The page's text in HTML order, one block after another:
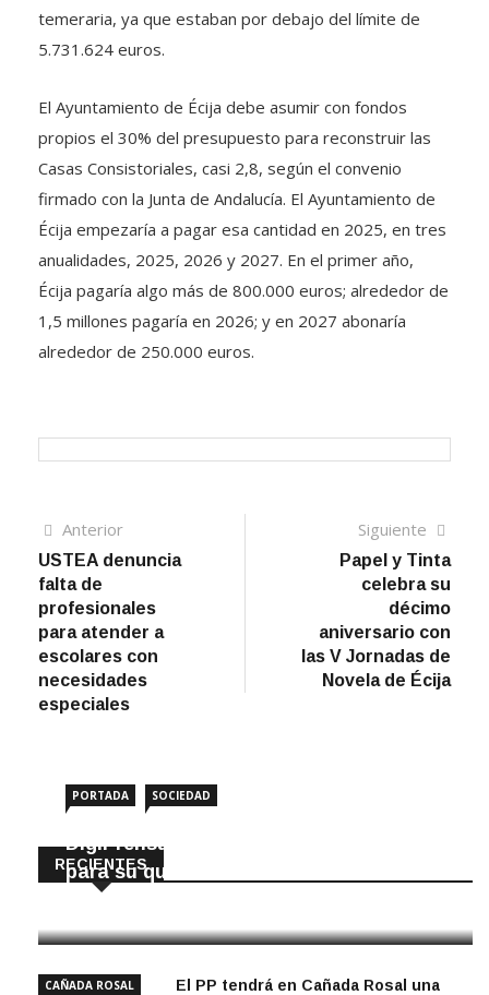
temeraria, ya que estaban por debajo del límite de
5.731.624 euros.
El Ayuntamiento de Écija debe asumir con fondos
propios el 30% del presupuesto para reconstruir las
Casas Consistoriales, casi 2,8, según el convenio
firmado con la Junta de Andalucía. El Ayuntamiento de
Écija empezaría a pagar esa cantidad en 2025, en tres
anualidades, 2025, 2026 y 2027. En el primer año,
Écija pagaría algo más de 800.000 euros; alrededor de
1,5 millones pagaría en 2026; y en 2027 abonaría
alrededor de 250.000 euros.
Navegación
de
entradas
AnteriorArtículo
anterior
USTEA denuncia
falta de
profesionales
para atender a
escolares con
necesidades
especiales
Siguiente
Papel y Tinta
celebra su
décimo
aniversario con
las V Jornadas de
Novela de Écija
RECIENTES
PORTADA SOCIEDAD
DigiPrensa selecciona a Écija al Día
para su quiosco mundial
CAÑADA ROSAL
El PP tendrá en Cañada Rosal una